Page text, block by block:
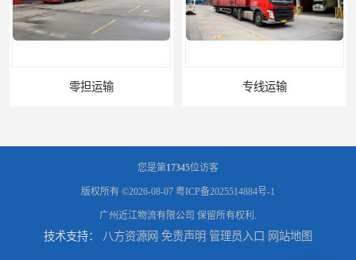
零担运输 专线运输
您是第17345位访客
版权所有 ©2026-08-07 粤ICP备2025514884号-1
广州近江物流有限公司 保留所有权利.
技术支持： 八方资源网 免责声明 管理员入口 网站地图